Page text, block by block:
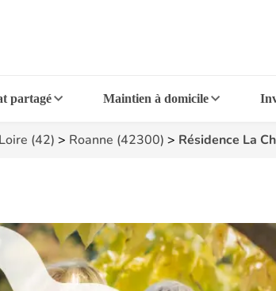
partagé Maintien à domicile
Loire (42) > Roanne (42300) > Résidence La